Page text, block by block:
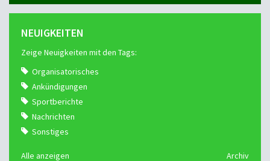
NEUIGKEITEN
Zeige Neuigkeiten mit den Tags:
Organisatorisches
Ankündigungen
Sportberichte
Nachrichten
Sonstiges
Alle anzeigen Archiv